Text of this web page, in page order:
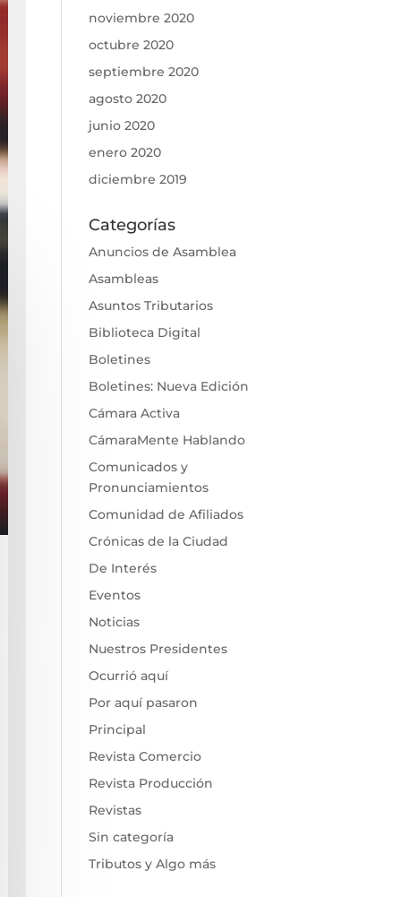
noviembre 2020
octubre 2020
septiembre 2020
agosto 2020
junio 2020
enero 2020
diciembre 2019
Categorías
Anuncios de Asamblea
Asambleas
Asuntos Tributarios
Biblioteca Digital
Boletines
Boletines: Nueva Edición
Cámara Activa
CámaraMente Hablando
Comunicados y
Pronunciamientos
Comunidad de Afiliados
Crónicas de la Ciudad
De Interés
Eventos
Noticias
Nuestros Presidentes
Ocurrió aquí
Por aquí pasaron
Principal
Revista Comercio
Revista Producción
Revistas
Sin categoría
Tributos y Algo más